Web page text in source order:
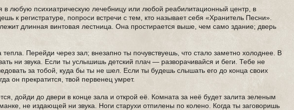
любую психиатрическую лечебницу или любой реабилитационный центр, в
к регистратуре, попроси встречи с тем, кто называет себя «Хранитель Песни».
длинная винтовая лестница. Она простирается выше, чем само здание; дверь
тепла. Перейди через зал; внезапно ты почувствуешь, что стало заметно холоднее. В
ни звука. Если ты услышишь детский плач — разворачивайся и беги. Тебе не
за тобой, куда бы ты не шел. Если ты будешь слышать его до конца своих
он прекратится, твой первенец умрет.
дойди до двери в конце зала и открой её. Комната за неё будет залита зеленым
не издающей ни звука. Ноги старухи отпилены по колено. Когда ты заговоришь